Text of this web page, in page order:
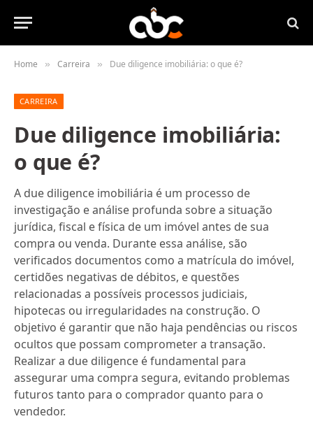
Home » Carreira » Due diligence imobiliária: o que é?
CARREIRA
Due diligence imobiliária:
o que é?
A due diligence imobiliária é um processo de
investigação e análise profunda sobre a situação
jurídica, fiscal e física de um imóvel antes de sua
compra ou venda. Durante essa análise, são
verificados documentos como a matrícula do imóvel,
certidões negativas de débitos, e questões
relacionadas a possíveis processos judiciais,
hipotecas ou irregularidades na construção. O
objetivo é garantir que não haja pendências ou riscos
ocultos que possam comprometer a transação.
Realizar a due diligence é fundamental para
assegurar uma compra segura, evitando problemas
futuros tanto para o comprador quanto para o
vendedor.